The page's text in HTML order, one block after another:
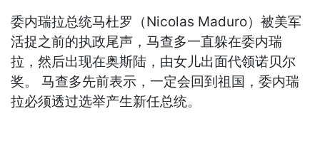
委内瑞拉总统马杜罗（Nicolas Maduro）被美军
活捉之前的执政尾声，马查多一直躲在委内瑞
拉，然后出现在奥斯陆，由女儿出面代领诺贝尔
奖。 马查多先前表示，一定会回到祖国，委内瑞
拉必须透过选举产生新任总统。